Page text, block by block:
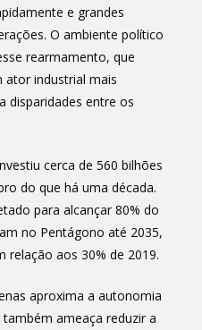
e grandes
O ambiente político
rearmamento, que
ator industrial mais
disparidades entre os
cerca de 560 bilhões
do que há uma década.
para alcançar 80% do
no Pentágono até 2035,
relação aos 30% de 2019.
aproxima a autonomia
ameaça reduzir a